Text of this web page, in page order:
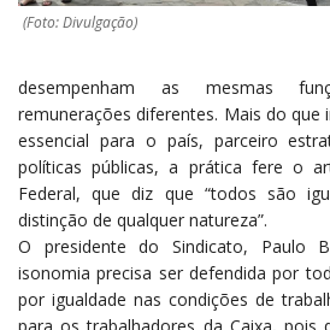
(Foto: Divulgação)
desempenham as mesmas
remunerações diferentes. Mais do que
essencial para o país, parceiro
políticas públicas, a prática fere o
Federal, que diz que “todos são
distinção de qualquer natureza”.
O presidente do Sindicato, Paulo
isonomia precisa ser defendida por
por igualdade nas condições de